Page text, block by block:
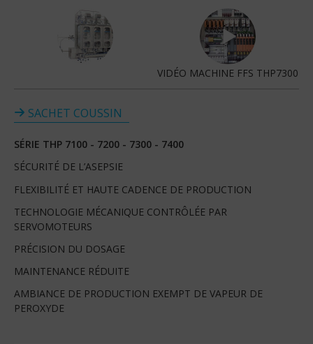
VIDÉO MACHINE FFS THP7300
SACHET COUSSIN
SÉRIE THP 7100 - 7200 - 7300 - 7400
SÉCURITÉ DE L’ASEPSIE
FLEXIBILITÉ ET HAUTE CADENCE DE PRODUCTION
TECHNOLOGIE MÉCANIQUE CONTRÔLÉE PAR
SERVOMOTEURS
PRÉCISION DU DOSAGE
MAINTENANCE RÉDUITE
AMBIANCE DE PRODUCTION EXEMPT DE VAPEUR DE
PEROXYDE